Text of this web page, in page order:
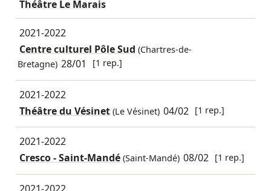
Théâtre Le Marais
2021-2022
Centre culturel Pôle Sud (Chartres-de-
Bretagne) 28/01 [1 rep.]
2021-2022
Théâtre du Vésinet(Le Vésinet) 04/02 [1 rep.]
2021-2022
Cresco - Saint-Mandé(Saint-Mandé) 08/02 [1 rep.]